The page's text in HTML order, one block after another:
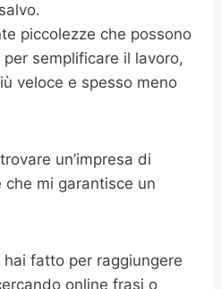
piccolezze che possono
semplificare il lavoro,
veloce e spesso meno
un’impresa di
mi garantisce un
fatto per raggiungere
online frasi o